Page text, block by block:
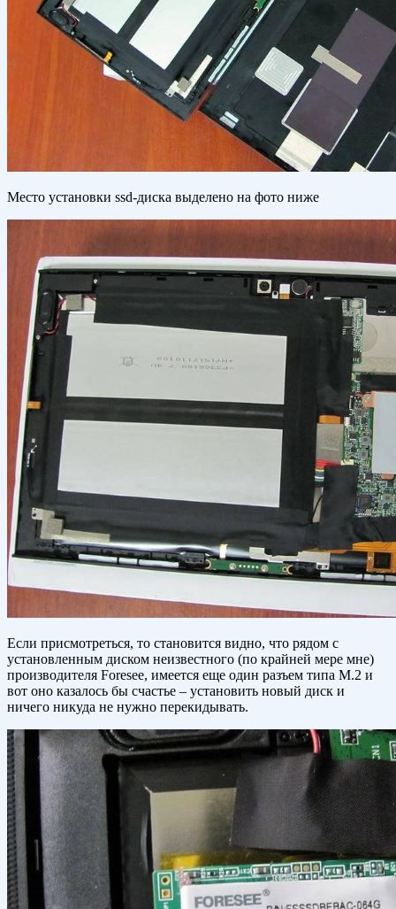
Место установки ssd-диска выделено на фото ниже
Если присмотреться, то становится видно, что рядом с
установленным диском неизвестного (по крайней мере мне)
производителя Foresee, имеется еще один разъем типа M.2 и
вот оно казалось бы счастье – установить новый диск и
ничего никуда не нужно перекидывать.